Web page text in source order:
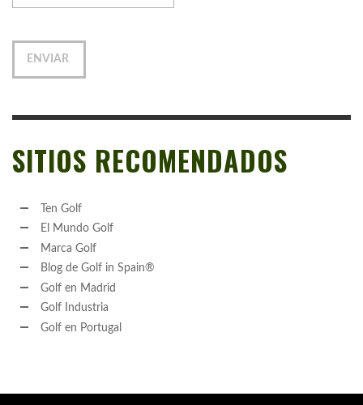
SITIOS RECOMENDADOS
Ten Golf
El Mundo Golf
Marca Golf
Blog de Golf in Spain®
Golf en Madrid
Golf Industria
Golf en Portugal